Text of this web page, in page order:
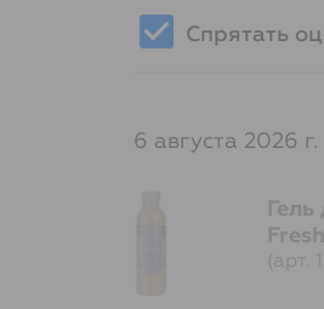
Спрятать
6 августа 2026 г.
(арт.